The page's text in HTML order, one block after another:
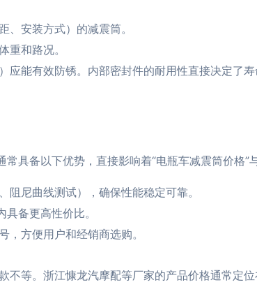
安装方式）的减震筒。
重和路况。
能有效防锈。内部密封件的耐用性直接决定了寿
具备以下优势，直接影响着“电瓶车减震筒价格”
阻尼曲线测试），确保性能稳定可靠。
备更高性价比。
，方便用户和经销商选购。
不等。浙江慷龙汽摩配等厂家的产品价格通常定